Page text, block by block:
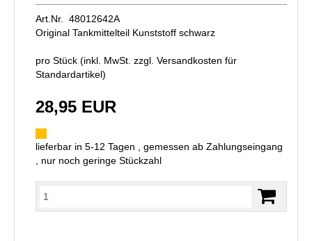
Art.Nr. 48012642A
Original Tankmittelteil Kunststoff schwarz
pro Stück (inkl. MwSt. zzgl. Versandkosten für
Standardartikel)
28,95 EUR
lieferbar in 5-12 Tagen , gemessen ab Zahlungseingang
, nur noch geringe Stückzahl